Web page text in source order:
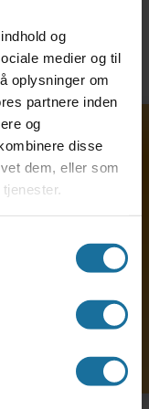
og
medier og til
oplysninger om
partnere inden
og
disse
dem, eller som
tegn på
betyder at få
Søg ind på HF-enkeltfag